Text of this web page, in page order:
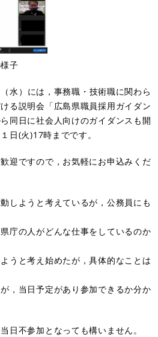
子
水）には，事務職・技術職に関わら
る説明会「広島県職員採用ガイダン
同日に社会人向けのガイダンスも開
日(火)17時までです。
迎ですので，お気軽にお申込みくだ
しようと考えているが，公務員にも
庁の人がどんな仕事をしているのか
うと考え始めたが，具体的なことは
，当日予定があり参加できるか分か
日不参加となっても構いません。